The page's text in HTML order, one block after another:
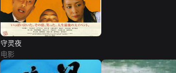
守灵夜
电影